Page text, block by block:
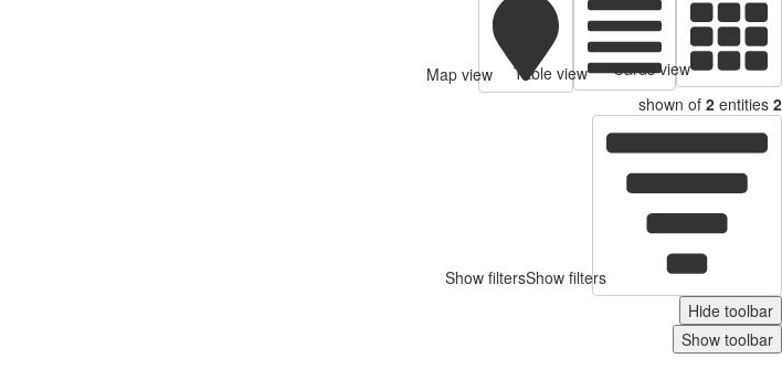
Cards view
Table view
Map view
2
shown of 2 entities
Show filtersShow filters
Hide toolbar
Show toolbar